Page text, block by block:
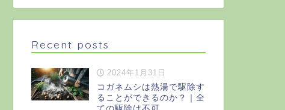
Recent posts
2024年1月31日
コガネムシは熱湯で駆除す
ることができるのか？｜全